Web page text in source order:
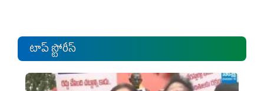
టాప్ స్టోరీస్